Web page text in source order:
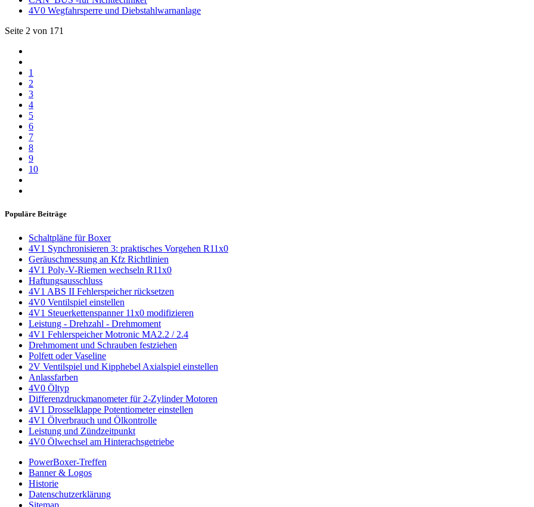
4V0 Wegfahrsperre und Diebstahlwarnanlage
Seite 2 von 171
1
2
3
4
5
6
7
8
9
10
Populäre Beiträge
Schaltpläne für Boxer
4V1 Synchronisieren 3: praktisches Vorgehen R11x0
Geräuschmessung an Kfz Richtlinien
4V1 Poly-V-Riemen wechseln R11x0
Haftungsausschluss
4V1 ABS II Fehlerspeicher rücksetzen
4V0 Ventilspiel einstellen
4V1 Steuerkettenspanner 11x0 modifizieren
Leistung - Drehzahl - Drehmoment
4V1 Fehlerspeicher Motronic MA2.2 / 2.4
Drehmoment und Schrauben festziehen
Polfett oder Vaseline
2V Ventilspiel und Kipphebel Axialspiel einstellen
Anlassfarben
4V0 Öltyp
Differenzdruckmanometer für 2-Zylinder Motoren
4V1 Drosselklappe Potentiometer einstellen
4V1 Ölverbrauch und Ölkontrolle
Leistung und Zündzeitpunkt
4V0 Ölwechsel am Hinterachsgetriebe
PowerBoxer-Treffen
Banner & Logos
Historie
Datenschutzerklärung
Sitemap